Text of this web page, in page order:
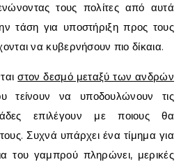
τους πολίτες από αυτά
τάση για υποστήριξη προς τους
να κυβερνήσουν πιο δίκαια.
στον δεσμό μεταξύ των ανδρών
τείνουν να υποδουλώνουν τις
επιλέγουν με ποιους θα
Συχνά υπάρχει ένα τίμημα για
του γαμπρού πληρώνει, μερικές